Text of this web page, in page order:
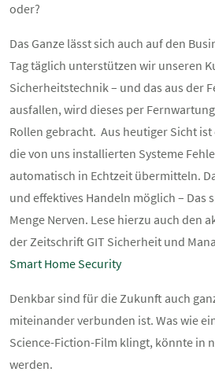
oder?
Das Ganze lässt sich auch auf den
Tag täglich unterstützen wir unseren
Sicherheitstechnik – und das aus der
ausfallen, wird dieses per
Rollen gebracht. Aus heutiger Sicht ist
die von uns installierten Systeme
automatisch in Echtzeit übermitteln.
und effektives Handeln möglich – Das
Menge Nerven. Lese hierzu auch den
der Zeitschrift GIT Sicherheit und
Smart Home Security
Denkbar sind für die Zukunft auch
miteinander verbunden ist. Was wie
Science-Fiction-Film klingt, könnte in
werden.